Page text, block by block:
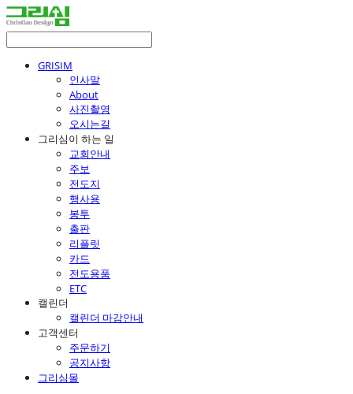
GRISIM
인사말
About
사진촬영
오시는길
그리심이 하는 일
교회안내
주보
전도지
행사용
봉투
출판
리플릿
카드
전도용품
ETC
캘린더
캘린더 마감안내
고객센터
주문하기
공지사항
그리심몰